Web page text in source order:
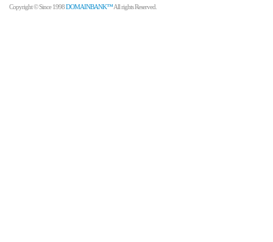
Copyright © Since 1998DOMAINBANK™All rights Reserved.